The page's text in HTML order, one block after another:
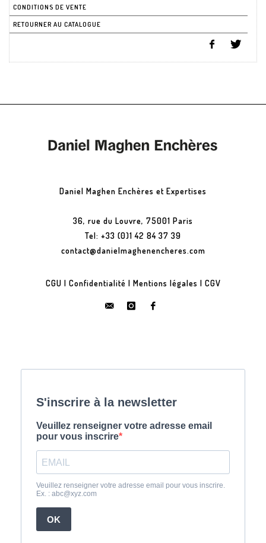
CONDITIONS DE VENTE
RETOURNER AU CATALOGUE
Daniel Maghen Enchères et Expertises
36, rue du Louvre, 75001 Paris
Tel: +33 (0)1 42 84 37 39
contact@danielmaghenencheres.com
CGU | Confidentialité | Mentions légales | CGV